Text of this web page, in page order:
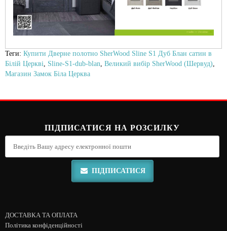
Теги: Купити Дверне полотно SherWood Sline S1 Дуб Блан сатин в
Білій Церкві, Sline-S1-dub-blan, Великий вибір SherWood (Шервуд),
Магазин Замок Біла Церква
ПІДПИСАТИСЯ НА РОЗСИЛКУ
ПІДПИСАТИСЯ
ДОСТАВКА ТА ОПЛАТА
Політика конфіденційності